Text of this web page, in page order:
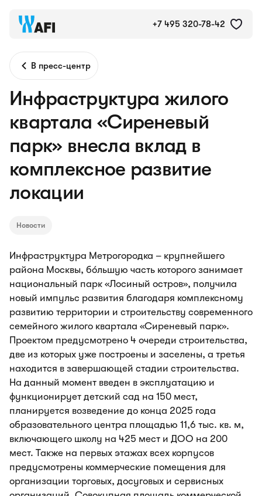
+7 495 320-78-42
В пресс-центр
Инфраструктура жилого
квартала «Сиреневый
парк» внесла вклад в
комплексное развитие
локации
Новости
Инфраструктура Метрогородка – крупнейшего
района Москвы, бо́льшую часть которого занимает
национальный парк «Лосиный остров», получила
новый импульс развития благодаря комплексному
развитию территории и строительству современного
семейного жилого квартала «Сиреневый парк».
Проектом предусмотрено 4 очереди строительства,
две из которых уже построены и заселены, а третья
находится в завершающей стадии строительства.
На данный момент введен в эксплуатацию и
функционирует детский сад на 150 мест,
планируется возведение до конца 2025 года
образовательного центра площадью 11,6 тыс. кв. м,
включающего школу на 425 мест и ДОО на 200
мест. Также на первых этажах всех корпусов
предусмотрены коммерческие помещения для
организации торговых, досуговых и сервисных